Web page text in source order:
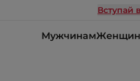
Вступай
Мужчинам